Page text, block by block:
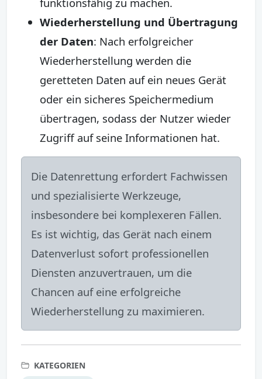
Wiederherstellung und Übertragung
der Daten: Nach erfolgreicher
Wiederherstellung werden die
geretteten Daten auf ein neues Gerät
oder ein sicheres Speichermedium
übertragen, sodass der Nutzer wieder
Zugriff auf seine Informationen hat.
Die Datenrettung erfordert Fachwissen
und spezialisierte Werkzeuge,
insbesondere bei komplexeren Fällen.
Es ist wichtig, das Gerät nach einem
Datenverlust sofort professionellen
Diensten anzuvertrauen, um die
Chancen auf eine erfolgreiche
Wiederherstellung zu maximieren.
KATEGORIEN